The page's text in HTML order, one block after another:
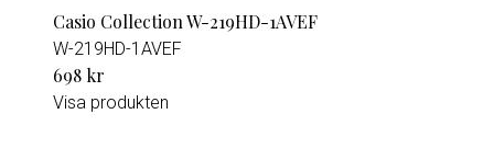
Casio Collection W-219HD-1AVEF
W-219HD-1AVEF
698 kr
Visa produkten